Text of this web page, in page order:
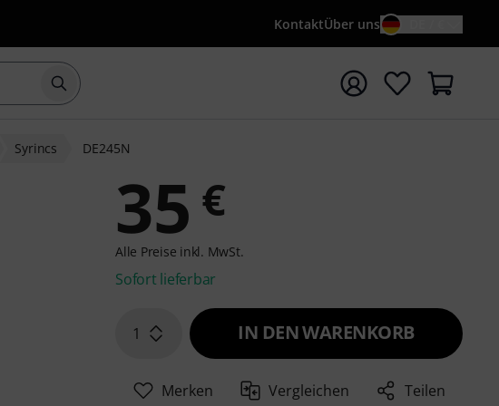
KontaktÜber uns
Suche mit Suchwort {searchTerm} starten
Syrincs DE245N
35 €
Alle Preise inkl. MwSt.
Sofort lieferbar
1 IN DEN WARENKORB
Merken Vergleichen Teilen